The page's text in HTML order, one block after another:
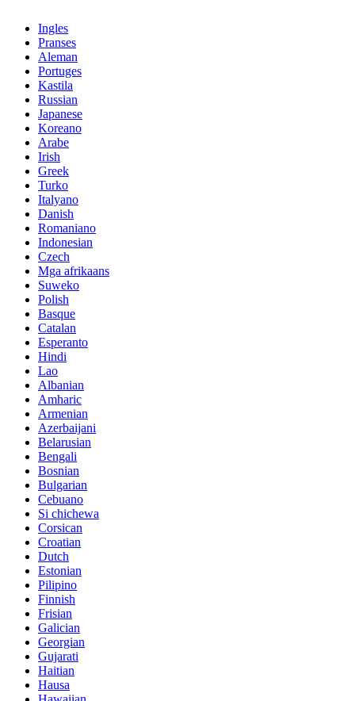
Ingles
Pranses
Aleman
Portuges
Kastila
Russian
Japanese
Koreano
Arabe
Irish
Greek
Turko
Italyano
Danish
Romaniano
Indonesian
Czech
Mga afrikaans
Suweko
Polish
Basque
Catalan
Esperanto
Hindi
Lao
Albanian
Amharic
Armenian
Azerbaijani
Belarusian
Bengali
Bosnian
Bulgarian
Cebuano
Si chichewa
Corsican
Croatian
Dutch
Estonian
Pilipino
Finnish
Frisian
Galician
Georgian
Gujarati
Haitian
Hausa